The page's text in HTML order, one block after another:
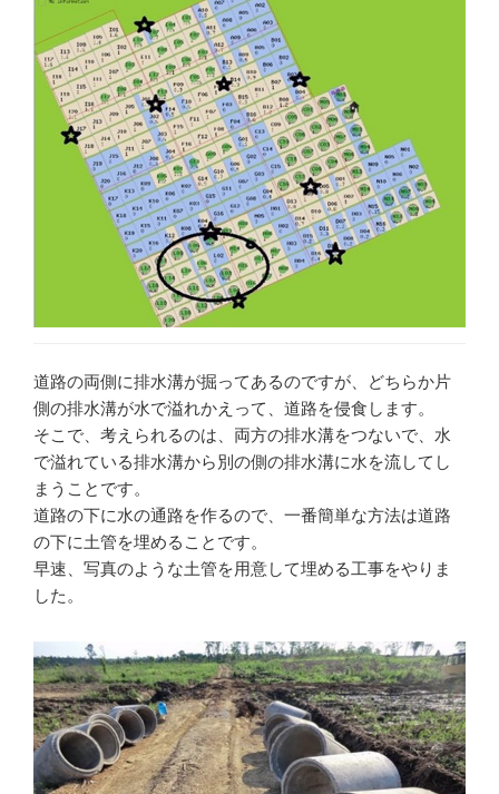
道路の両側に排水溝が掘ってあるのですが、どちらか片
側の排水溝が水で溢れかえって、道路を侵食します。
そこで、考えられるのは、両方の排水溝をつないで、水
で溢れている排水溝から別の側の排水溝に水を流してし
まうことです。
道路の下に水の通路を作るので、一番簡単な方法は道路
の下に土管を埋めることです。
早速、写真のような土管を用意して埋める工事をやりま
した。